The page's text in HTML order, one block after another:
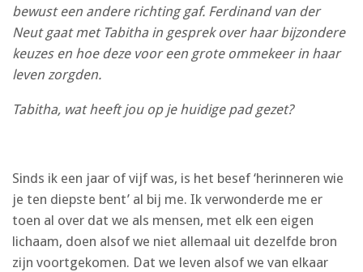
bewust een andere richting gaf. Ferdinand van der
Neut gaat met Tabitha in gesprek over haar bijzondere
keuzes en hoe deze voor een grote ommekeer in haar
leven zorgden.
Tabitha, wat heeft jou op je huidige pad gezet?
Sinds ik een jaar of vijf was, is het besef ‘herinneren wie
je ten diepste bent’ al bij me. Ik verwonderde me er
toen al over dat we als mensen, met elk een eigen
lichaam, doen alsof we niet allemaal uit dezelfde bron
zijn voortgekomen. Dat we leven alsof we van elkaar